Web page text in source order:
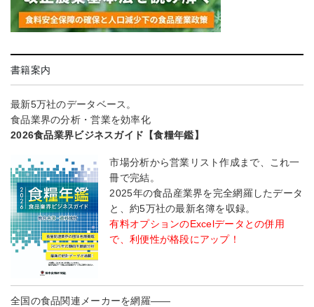
書籍案内
最新5万社のデータベース。
食品業界の分析・営業を効率化
2026食品業界ビジネスガイド【食糧年鑑】
市場分析から営業リスト作成まで、これ一
冊で完結。
2025年の食品産業界を完全網羅したデータ
と、約5万社の最新名簿を収録。
有料オプションのExcelデータとの併用
で、利便性が格段にアップ！
全国の食品関連メーカーを網羅――